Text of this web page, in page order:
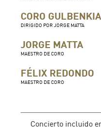
CORO
DIRIGIDO POR JORGE MATTA
JORGE MATTA
MAESTRO DE CORO
FÉLIX REDONDO
MAESTRO DE CORO
Concierto incluido